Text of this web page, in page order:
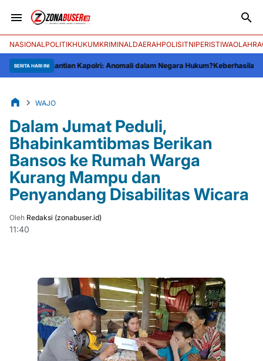
NASIONALPOLITIKHUKUMKRIMINALDAERAHPOLISITNIPERISTIWA
BERITA HARI INIKapolri: Anomali dalam Negara Hukum?Keberhasilan Andi Jo
WAJO
Dalam Jumat Peduli,
Bhabinkamtibmas Berikan
Bansos ke Rumah Warga
Kurang Mampu dan
Penyandang Disabilitas Wicara
Oleh Redaksi (zonabuser.id)
11:40